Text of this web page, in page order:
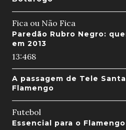
Fica ou Não Fica
Paredão Rubro Negro:
em 2013
13:468
A passagem de Tele
Flamengo
Futebol
Essencial para o